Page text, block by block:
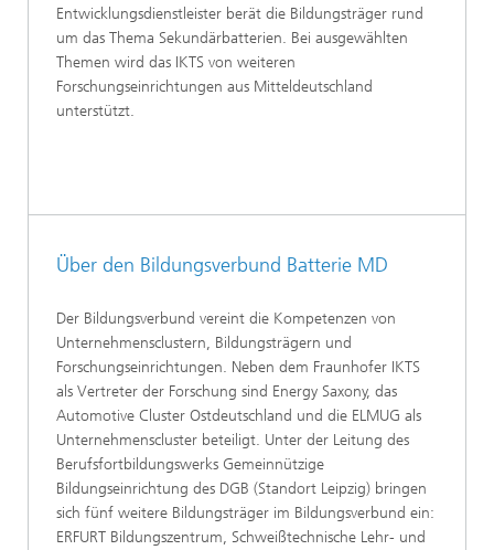
Entwicklungsdienstleister berät die Bildungsträger rund
um das Thema Sekundärbatterien. Bei ausgewählten
Themen wird das IKTS von weiteren
Forschungseinrichtungen aus Mitteldeutschland
unterstützt.
Über den Bildungsverbund Batterie MD
Der Bildungsverbund vereint die Kompetenzen von
Unternehmensclustern, Bildungsträgern und
Forschungseinrichtungen. Neben dem Fraunhofer IKTS
als Vertreter der Forschung sind Energy Saxony, das
Automotive Cluster Ostdeutschland und die ELMUG als
Unternehmenscluster beteiligt. Unter der Leitung des
Berufsfortbildungswerks Gemeinnützige
Bildungseinrichtung des DGB (Standort Leipzig) bringen
sich fünf weitere Bildungsträger im Bildungsverbund ein:
ERFURT Bildungszentrum, Schweißtechnische Lehr- und